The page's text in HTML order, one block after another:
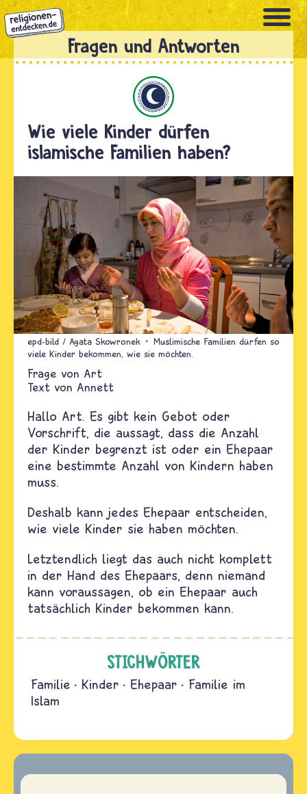
Direkt
zum
Inhalt
Wie viele Kinder dürfen
islamische Familien haben?
epd-bild / Agata Skowronek
Muslimische Familien dürfen so
viele Kinder bekommen, wie sie möchten.
Art
Text von Annett
Hallo Art. Es gibt kein Gebot oder
Vorschrift, die aussagt, dass die Anzahl
der Kinder begrenzt ist oder ein Ehepaar
eine bestimmte Anzahl von Kindern haben
muss.
Deshalb kann jedes Ehepaar entscheiden,
wie viele Kinder sie haben möchten.
Letztendlich liegt das auch nicht komplett
in der Hand des Ehepaars, denn niemand
kann voraussagen, ob ein Ehepaar auch
tatsächlich Kinder bekommen kann.
STICHWÖRTER
Familie Kinder Ehepaar
Familie im
Islam